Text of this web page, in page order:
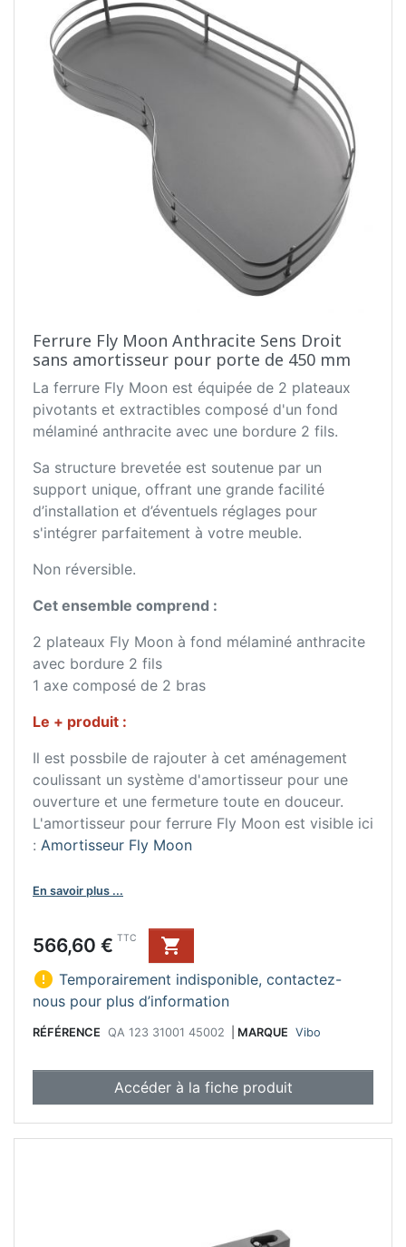
Ferrure Fly Moon Anthracite Sens Droit
sans amortisseur pour porte de 450 mm
La ferrure Fly Moon est équipée de 2 plateaux
pivotants et extractibles composé d'un fond
mélaminé anthracite avec une bordure 2 fils.
Sa structure brevetée est soutenue par un
support unique, offrant une grande facilité
d’installation et d’éventuels réglages pour
s'intégrer parfaitement à votre meuble.
Non réversible.
Cet ensemble comprend :
2 plateaux Fly Moon à fond mélaminé anthracite
avec bordure 2 fils
1 axe composé de 2 bras
Le + produit :
Il est possbile de rajouter à cet aménagement
coulissant un système d'amortisseur pour une
ouverture et une fermeture toute en douceur.
L'amortisseur pour ferrure Fly Moon est visible ici
: Amortisseur Fly Moon
En savoir plus ...
Prix
566,60 € TTC

 Temporairement indisponible, contactez-
nous pour plus d’information
RÉFÉRENCE QA 123 31001 45002 MARQUE Vibo
Accéder à la fiche produit